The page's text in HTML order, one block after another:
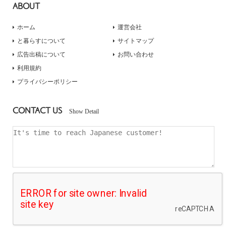
ABOUT
ホーム
と暮らすについて
広告出稿について
運営会社
サイトマップ
お問い合わせ
利用規約
プライバシーポリシー
CONTACT US Show Detail